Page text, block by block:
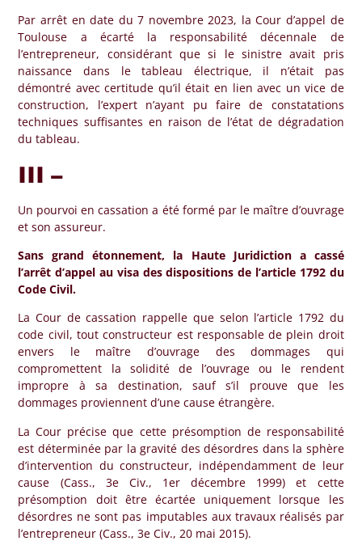
Par arrêt en date du 7 novembre 2023, la Cour d’appel de
Toulouse a écarté la responsabilité décennale de
l’entrepreneur, considérant que si le sinistre avait pris
naissance dans le tableau électrique, il n’était pas
démontré avec certitude qu’il était en lien avec un vice de
construction, l’expert n’ayant pu faire de constatations
techniques suffisantes en raison de l’état de dégradation
du tableau.
III –
Un pourvoi en cassation a été formé par le maître d’ouvrage
et son assureur.
Sans grand étonnement, la Haute Juridiction a cassé
l’arrêt d’appel au visa des dispositions de l’article 1792 du
Code Civil.
La Cour de cassation rappelle que selon l’article 1792 du
code civil, tout constructeur est responsable de plein droit
envers le maître d’ouvrage des dommages qui
compromettent la solidité de l’ouvrage ou le rendent
impropre à sa destination, sauf s’il prouve que les
dommages proviennent d’une cause étrangère.
La Cour précise que cette présomption de responsabilité
est déterminée par la gravité des désordres dans la sphère
d’intervention du constructeur, indépendamment de leur
cause (Cass., 3e Civ., 1er décembre 1999) et cette
présomption doit être écartée uniquement lorsque les
désordres ne sont pas imputables aux travaux réalisés par
l’entrepreneur (Cass., 3e Civ., 20 mai 2015).